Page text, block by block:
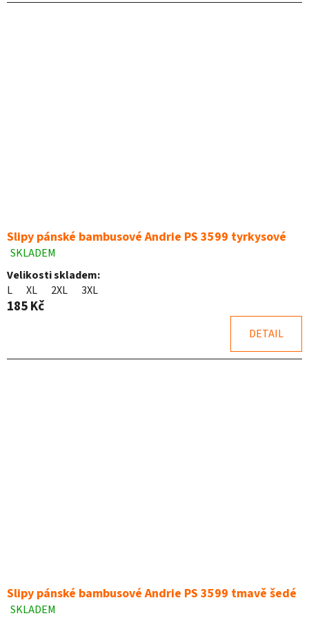
hvězdiček.
Slipy pánské bambusové Andrie PS 3599 tyrkysové
Průměrné
hodnocení
produktu
je
5,0
hvězdiček.
SKLADEM
Velikosti skladem:
L
XL 2XL 3XL
185 Kč
DETAIL
Slipy pánské bambusové Andrie PS 3599 tmavě šedé
Průměrné
SKLADEM